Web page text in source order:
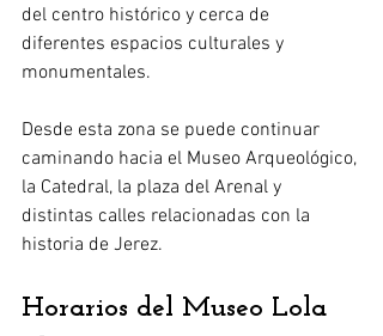
del centro histórico y cerca de
diferentes espacios culturales y
monumentales.
Desde esta zona se puede continuar
caminando hacia el Museo Arqueológico,
la Catedral, la plaza del Arenal y
distintas calles relacionadas con la
historia de Jerez.
Horarios del Museo Lola